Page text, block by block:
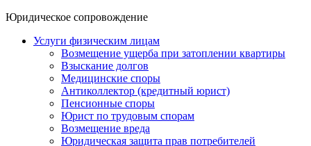
Юридическое сопровождение
Услуги физическим лицам
Возмещение ущерба при затоплении квартиры
Взыскание долгов
Медицинские споры
Антиколлектор (кредитный юрист)
Пенсионные споры
Юрист по трудовым спорам
Возмещение вреда
Юридическая защита прав потребителей